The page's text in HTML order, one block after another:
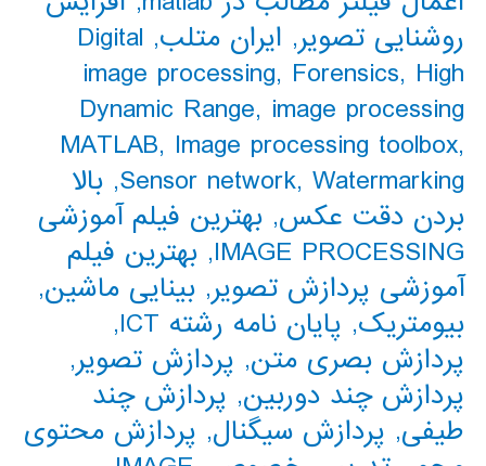
روشنایی تصویر, ایران متلب,
Digital
image processing, Forensics, High
Dynamic Range, image processing
MATLAB, Image processing toolbox,
Sensor network, Watermarking
, بالا
بردن دقت عکس, بهترین فیلم آموزشی
IMAGE PROCESSING
, بهترین فیلم
آموزشی پردازش تصویر, بینایی ماشین,
بیومتریک, پایان نامه رشته ICT
,
پردازش بصری متن, پردازش تصویر,
پردازش چند دوربین, پردازش چند
طیفی, پردازش سیگنال, پردازش محتوی